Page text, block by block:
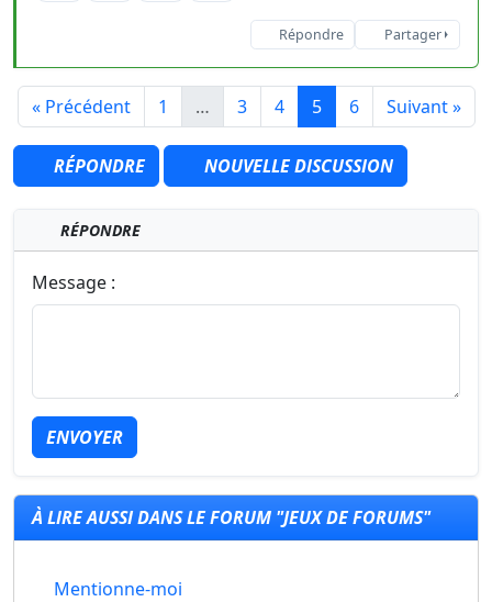
Répondre Partager
« Précédent 1 … 3 4 5 6 Suivant »
RÉPONDRE NOUVELLE DISCUSSION
RÉPONDRE
Message :
ENVOYER
À LIRE AUSSI DANS LE FORUM "JEUX DE FORUMS"
Mentionne-moi